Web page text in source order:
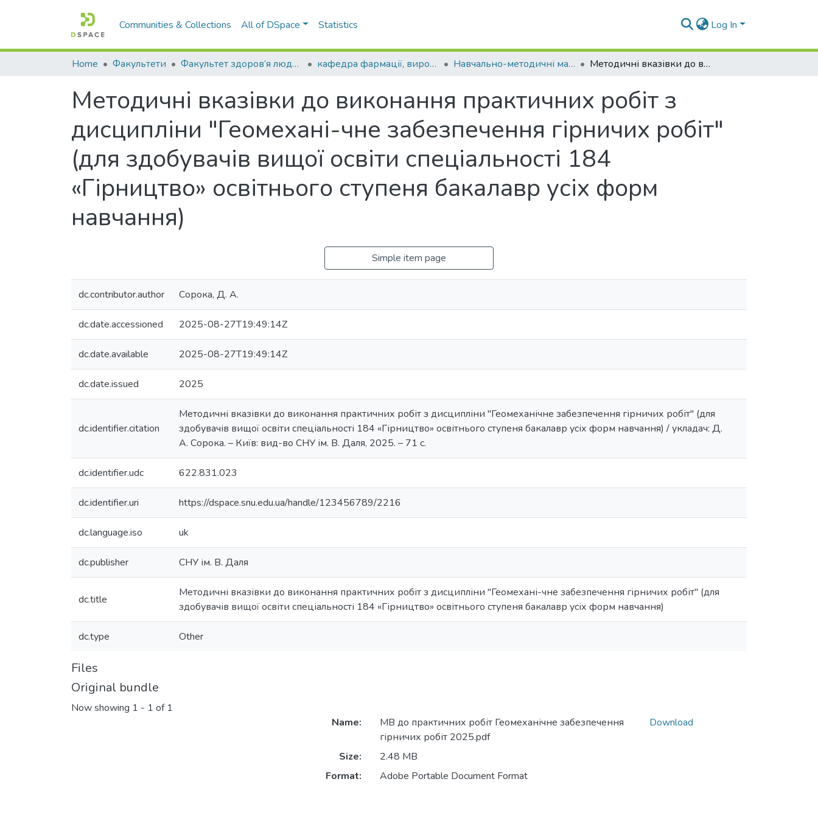
Communities & Collections All of DSpace Statistics Log In
Home Факультети Факультет здоров’я людини кафедра фармації, виробництва та технологій Навчально-методичні матеріали (КФВТ) Методичні вказівки до виконання практичних робіт з дисципліни "Геомехані-чне забезпечення гірничих робіт" (для здобувачів вищої освіти спеціальності 184 «Гірництво» освітнього ступеня бакалавр усіх форм навчання)
Методичні вказівки до виконання практичних робіт з
дисципліни "Геомехані-чне забезпечення гірничих робіт"
(для здобувачів вищої освіти спеціальності 184
«Гірництво» освітнього ступеня бакалавр усіх форм
навчання)
Simple item page
dc.contributor.author Сорока, Д. А.
dc.date.accessioned 2025-08-27T19:49:14Z
dc.date.available 2025-08-27T19:49:14Z
dc.date.issued 2025
dc.identifier.citation
Методичні вказівки до виконання практичних робіт з дисципліни "Геомеханічне забезпечення гірничих робіт" (для
здобувачів вищої освіти спеціальності 184 «Гірництво» освітнього ступеня бакалавр усіх форм навчання) / укладач: Д.
А. Сорока. – Київ: вид-во СНУ ім. В. Даля, 2025. – 71 с.
dc.identifier.udc 622.831.023
dc.identifier.uri https://dspace.snu.edu.ua/handle/123456789/2216
dc.language.iso uk
dc.publisher СНУ ім. В. Даля
dc.title
Методичні вказівки до виконання практичних робіт з дисципліни "Геомехані-чне забезпечення гірничих робіт" (для
здобувачів вищої освіти спеціальності 184 «Гірництво» освітнього ступеня бакалавр усіх форм навчання)
dc.type Other
Files
Original bundle
Now showing 1 - 1 of 1
Name:
МВ до практичних робіт Геомеханічне забезпечення
гірничих робіт 2025.pdf
Size:
2.48 MB
Format:
Adobe Portable Document Format
Download